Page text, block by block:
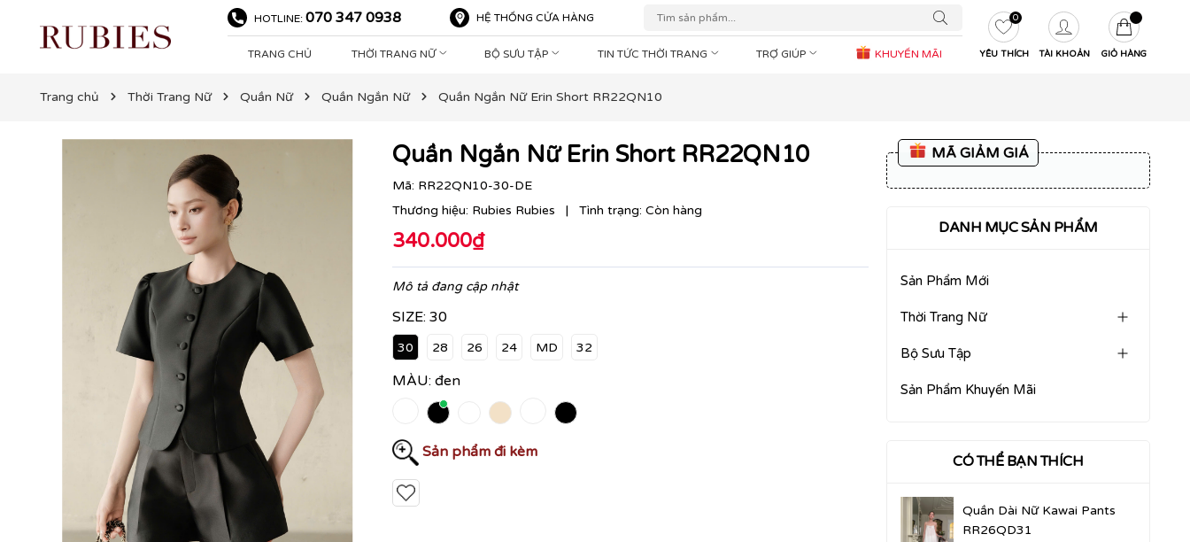
HOTLINE: 070 347 0938 HỆ THỐNG CỬA HÀNG
TRANG CHỦ THỜI TRANG NỮ BỘ SƯU TẬP TIN TỨC THỜI TRANG TRỢ GIÚP KHUYẾN MÃI YÊU THÍCH
0
TÀI KHOẢN GIỎ HÀNG
Trang chủ Thời Trang Nữ Quần Nữ Quần Ngắn Nữ Quần Ngắn Nữ Erin Short RR22QN10
Quần Ngắn Nữ Erin Short RR22QN10
Mã: RR22QN10-30-DE
Thương hiệu: Rubies Rubies | Tình trạng: Còn hàng
340.000₫
Mô tả đang cập nhật
SIZE:30
30 28 26 24 MD 32
MÀU:đen
Sản phẩm đi kèm
MÃ GIẢM GIÁ
DANH MỤC SẢN PHẨM
Sản Phẩm Mới
Thời Trang Nữ
Bộ Sưu Tập
Sản Phẩm Khuyến Mãi
CÓ THỂ BẠN THÍCH
Quần Dài Nữ Kawai Pants
RR26QD31